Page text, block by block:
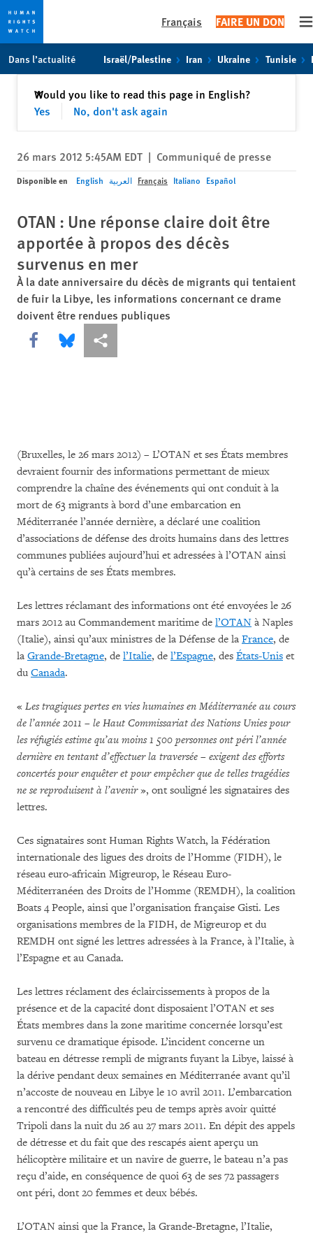
toto
content
Français FAIRE UN DON
Dans l’actualité Israël/Palestine Iran Ukraine Tunisie
Would you like to read this page in English?
Yes
No, don't ask again
✕Fermer
26 mars 2012 5:45AM EDT | Communiqué de presse
Disponible en English العربية Français Italiano Español
OTAN : Une réponse claire doit être
apportée à propos des décès
survenus en mer
À la date anniversaire du décès de migrants qui tentaient
de fuir la Libye, les informations concernant ce drame
doivent être rendues publiques
Share this via Facebook
Share this via Bluesky
Share this via Partagez
(Bruxelles, le 26 mars 2012) – L’OTAN et ses États membres
devraient fournir des informations permettant de mieux
comprendre la chaîne des événements qui ont conduit à la
mort de 63 migrants à bord d’une embarcation en
Méditerranée l’année dernière, a déclaré une coalition
d’associations de défense des droits humains dans des lettres
communes publiées aujourd’hui et adressées à l’OTAN ainsi
qu’à certains de ses États membres.
Les lettres réclamant des informations ont été envoyées le 26
mars 2012 au Commandement maritime de l’OTAN à Naples
(Italie), ainsi qu’aux ministres de la Défense de la France, de
la Grande-Bretagne, de l’Italie, de l’Espagne, des États-Unis et
du Canada.
« Les tragiques pertes en vies humaines en Méditerranée au cours
de l’année 2011 – le Haut Commissariat des Nations Unies pour
les réfugiés estime qu’au moins 1 500 personnes ont péri l’année
dernière en tentant d’effectuer la traversée – exigent des efforts
concertés pour enquêter et pour empêcher que de telles tragédies
ne se reproduisent à l’avenir», ont souligné les signataires des
lettres.
Ces signataires sont Human Rights Watch, la Fédération
internationale des ligues des droits de l’Homme (FIDH), le
réseau euro-africain Migreurop, le Réseau Euro-
Méditerranéen des Droits de l’Homme (REMDH), la coalition
Boats 4 People, ainsi que l’organisation française Gisti. Les
organisations membres de la FIDH, de Migreurop et du
REMDH ont signé les lettres adressées à la France, à l’Italie, à
l’Espagne et au Canada.
Les lettres réclament des éclaircissements à propos de la
présence et de la capacité dont disposaient l’OTAN et ses
États membres dans la zone maritime concernée lorsqu’est
survenu ce dramatique épisode. L’incident concerne un
bateau en détresse rempli de migrants fuyant la Libye, laissé à
la dérive pendant deux semaines en Méditerranée avant qu’il
n’accoste de nouveau en Libye le 10 avril 2011. L’embarcation
a rencontré des difficultés peu de temps après avoir quitté
Tripoli dans la nuit du 26 au 27 mars 2011. En dépit des appels
de détresse et du fait que des rescapés aient aperçu un
hélicoptère militaire et un navire de guerre, le bateau n’a pas
reçu d’aide, en conséquence de quoi 63 de ses 72 passagers
ont péri, dont 20 femmes et deux bébés.
L’OTAN ainsi que la France, la Grande-Bretagne, l’Italie,